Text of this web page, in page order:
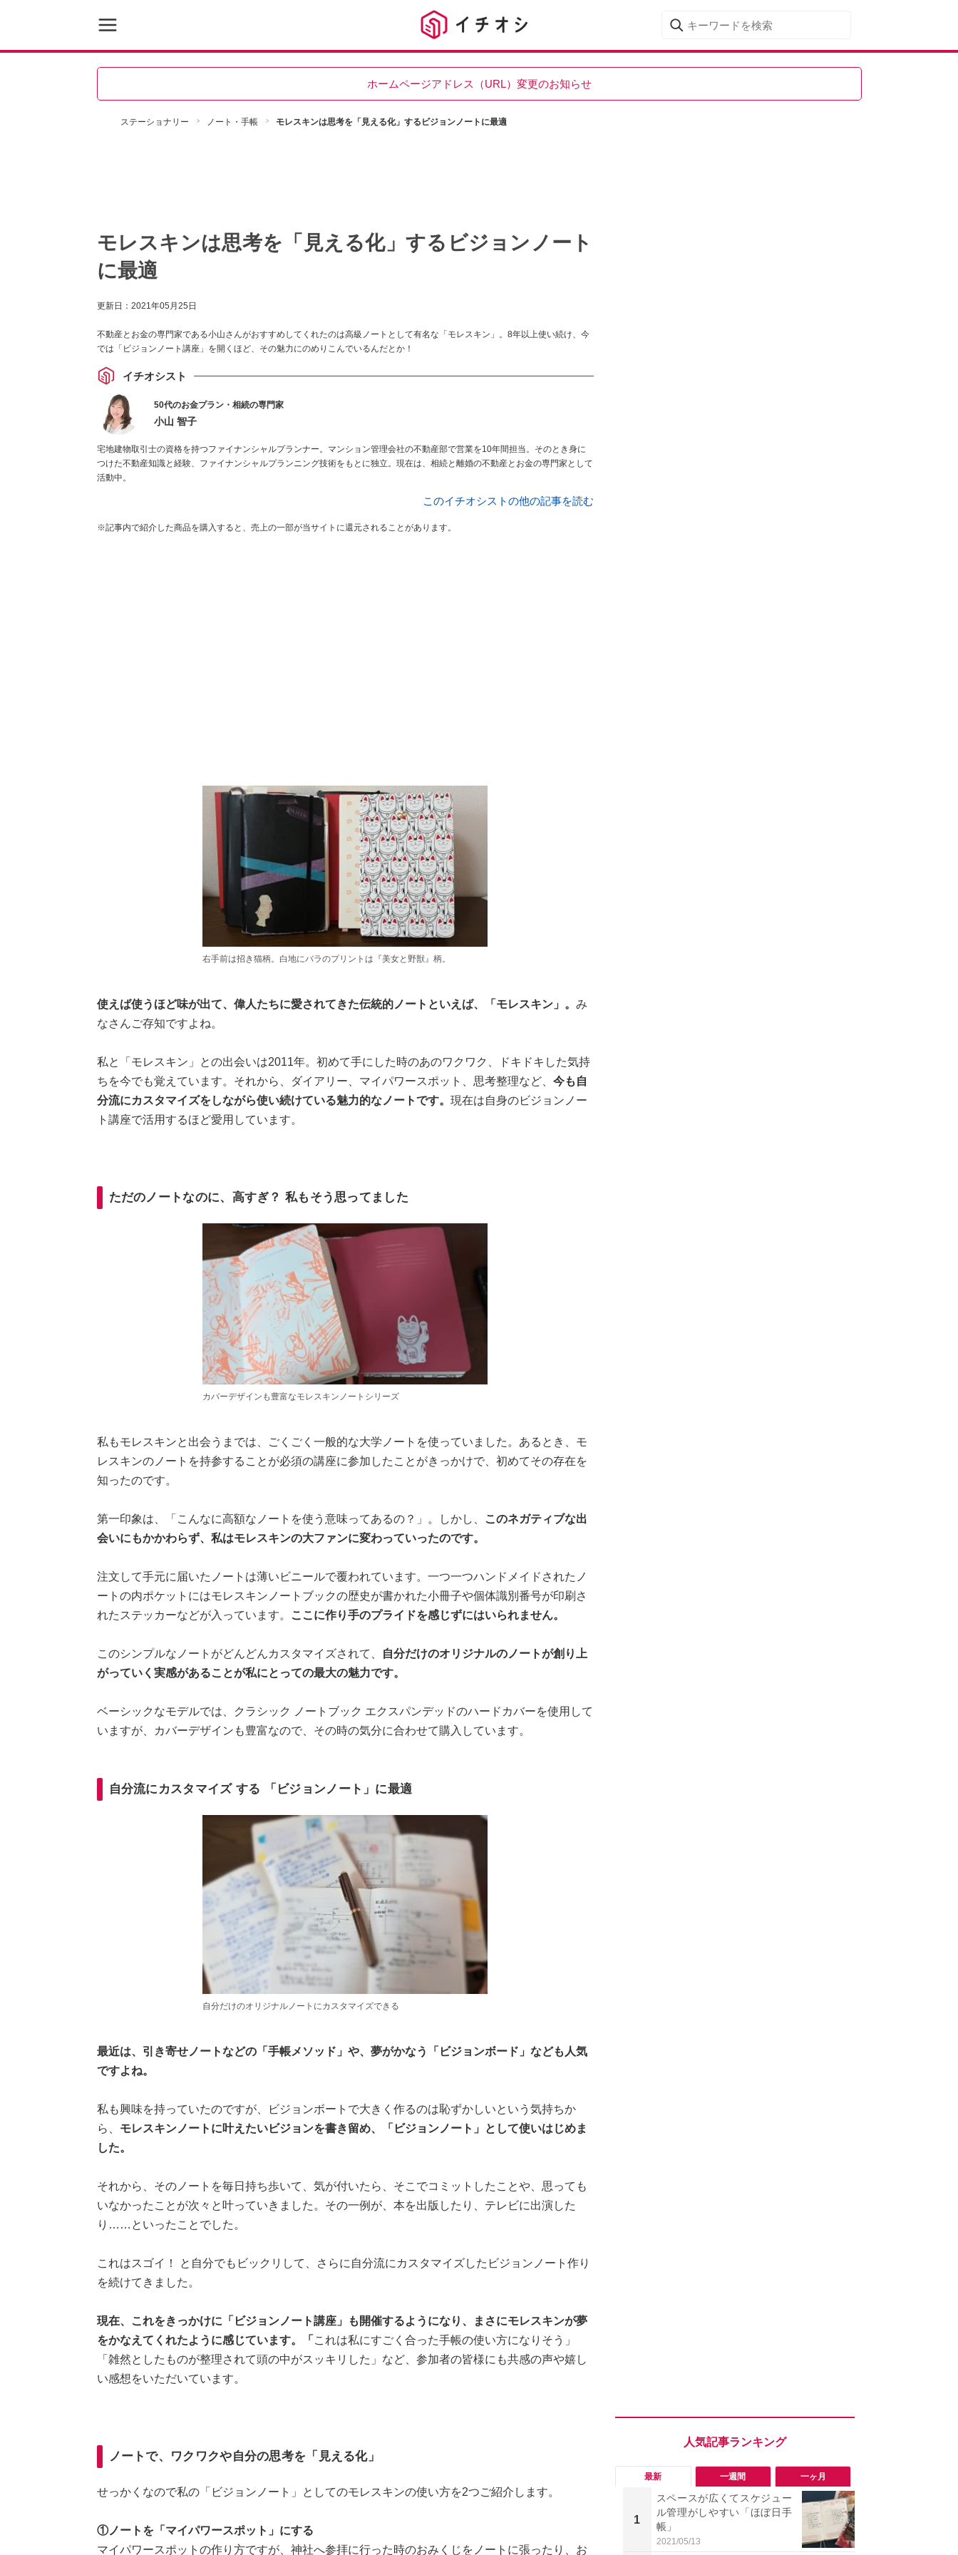
ホームページアドレス（URL）変更のお知らせ
ステーショナリー ノート・手帳 モレスキンは思考を「見える化」するビジョンノートに最適
モレスキンは思考を「見える化」するビジョンノート
に最適
更新日： 2021年05月25日
不動産とお金の専門家である小山さんがおすすめしてくれたのは高級ノートとして有名な「モレスキン」。8年以上使い続け、今
では「ビジョンノート講座」を開くほど、その魅力にのめりこんでいるんだとか！
イチオシスト
50代のお金プラン・相続の専門家
小山 智子
宅地建物取引士の資格を持つファイナンシャルプランナー。マンション管理会社の不動産部で営業を10年間担当。そのとき身に
つけた不動産知識と経験、ファイナンシャルプランニング技術をもとに独立。現在は、相続と離婚の不動産とお金の専門家として
活動中。
このイチオシストの他の記事を読む
※記事内で紹介した商品を購入すると、売上の一部が当サイトに還元されることがあります。
右手前は招き猫柄。白地にバラのプリントは『美女と野獣』柄。
使えば使うほど味が出て、偉人たちに愛されてきた伝統的ノートといえば、「モレスキン」。 み
なさんご存知ですよね。
私と「モレスキン」との出会いは2011年。初めて手にした時のあのワクワク、ドキドキした気持
ちを今でも覚えています。それから、ダイアリー、マイパワースポット、思考整理など、 今も自
分流にカスタマイズをしながら使い続けている魅力的なノートです。 現在は自身のビジョンノー
ト講座で活用するほど愛用しています。
ただのノートなのに、高すぎ？ 私もそう思ってました
カバーデザインも豊富なモレスキンノートシリーズ
私もモレスキンと出会うまでは、ごくごく一般的な大学ノートを使っていました。あるとき、モ
レスキンのノートを持参することが必須の講座に参加したことがきっかけで、初めてその存在を
知ったのです。
第一印象は、「こんなに高額なノートを使う意味ってあるの？」。しかし、
このネガティブな出
会いにもかかわらず、私はモレスキンの大ファンに変わっていったのです。
注文して手元に届いたノートは薄いビニールで覆われています。一つ一つハンドメイドされたノ
ートの内ポケットにはモレスキンノートブックの歴史が書かれた小冊子や個体識別番号が印刷さ
れたステッカーなどが入っています。
ここに作り手のプライドを感じずにはいられません。
このシンプルなノートがどんどんカスタマイズされて、
自分だけのオリジナルのノートが創り上
がっていく実感があることが私にとっての最大の魅力です。
ベーシックなモデルでは、クラシック ノートブック エクスパンデッドのハードカバーを使用して
いますが、カバーデザインも豊富なので、その時の気分に合わせて購入しています。
自分流にカスタマイズ する 「ビジョンノート」に最適
自分だけのオリジナルノートにカスタマイズできる
最近は、引き寄せノートなどの「手帳メソッド」や、夢がかなう「ビジョンボード」なども人気
ですよね。
私も興味を持っていたのですが、ビジョンボートで大きく作るのは恥ずかしいという気持ちか
ら、 モレスキンノートに叶えたいビジョンを書き留め、「ビジョンノート」として使いはじめま
した。
それから、そのノートを毎日持ち歩いて、気が付いたら、そこでコミットしたことや、思っても
いなかったことが次々と叶っていきました。その一例が、本を出版したり、テレビに出演した
り……といったことでした。
これはスゴイ！ と自分でもビックリして、さらに自分流にカスタマイズしたビジョンノート作り
を続けてきました。
現在、これをきっかけに「ビジョンノート講座」も開催するようになり、まさにモレスキンが夢
をかなえてくれたように感じています。「 これは私にすごく合った手帳の使い方になりそう」
「雑然としたものが整理されて頭の中がスッキリした」など、参加者の皆様にも共感の声や嬉し
い感想をいただいています。
ノートで、ワクワクや自分の思考を「見える化」
せっかくなので私の「ビジョンノート」としてのモレスキンの使い方を2つご紹介します。
①ノートを「マイパワースポット」にする
マイパワースポットの作り方ですが、神社へ参拝に行った時のおみくじをノートに張ったり、お
最新 一週間 一ヶ月
1
スペースが広くてスケジュー
ル管理がしやすい「ほぼ日手
帳」
2021/05/13